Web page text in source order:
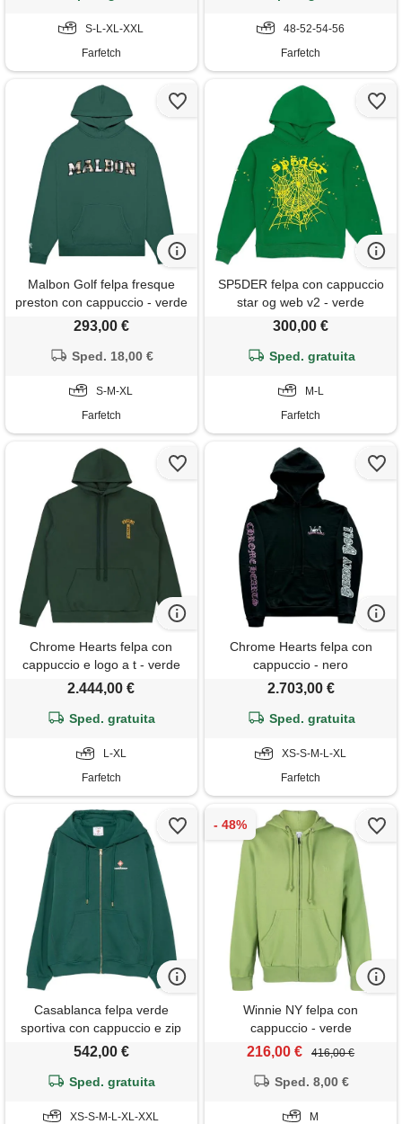
S-L-XL-XXL
Farfetch
48-52-54-56
Farfetch
Malbon Golf felpa fresque
preston con cappuccio - verde
293,00 €
Sped. 18,00 €
S-M-XL
Farfetch
SP5DER felpa con cappuccio
star og web v2 - verde
300,00 €
Sped. gratuita
M-L
Farfetch
Chrome Hearts felpa con
cappuccio e logo a t - verde
2.444,00 €
Sped. gratuita
L-XL
Farfetch
Chrome Hearts felpa con
cappuccio - nero
2.703,00 €
Sped. gratuita
XS-S-M-L-XL
Farfetch
Casablanca felpa verde
sportiva con cappuccio e zip
542,00 €
Sped. gratuita
XS-S-M-L-XL-XXL
Winnie NY felpa con
cappuccio - verde
216,00 € 416,00 €
Sped. 8,00 €
M